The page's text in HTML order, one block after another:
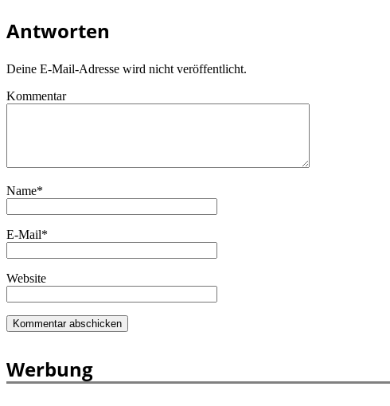
Antworten
Deine E-Mail-Adresse wird nicht veröffentlicht.
Kommentar
Name*
E-Mail*
Website
Werbung